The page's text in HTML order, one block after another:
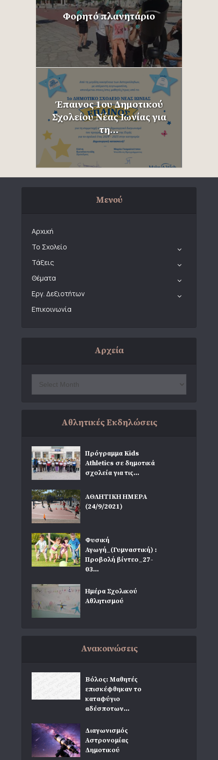
Φορητό πλανητάριο
Έπαινος 1ου Δημοτικού
Σχολείου Νέας Ιωνίας για
τη...
Μενού
Αρχική
Το Σχολείο
Τάξεις
Θέματα
Εργ. Δεξιοτήτων
Επικοινωνία
Αρχεία
Αθλητικές Εκδηλώσεις
Πρόγραμμα Kids
Athletics σε δημοτικά
σχολεία για τις...
ΑΘΛΗΤΙΚΗ ΗΜΕΡΑ
(24/9/2021)
Φυσική
Αγωγή_(Γυμναστική) :
Προβολή βίντεο_27-
03...
Ημέρα Σχολικού
Αθλητισμού
Ανακοινώσεις
Βόλος: Μαθητές
επισκέφθηκαν το
καταφύγιο
αδέσποτων...
Διαγωνισμός
Αστρονομίας
Δημοτικού